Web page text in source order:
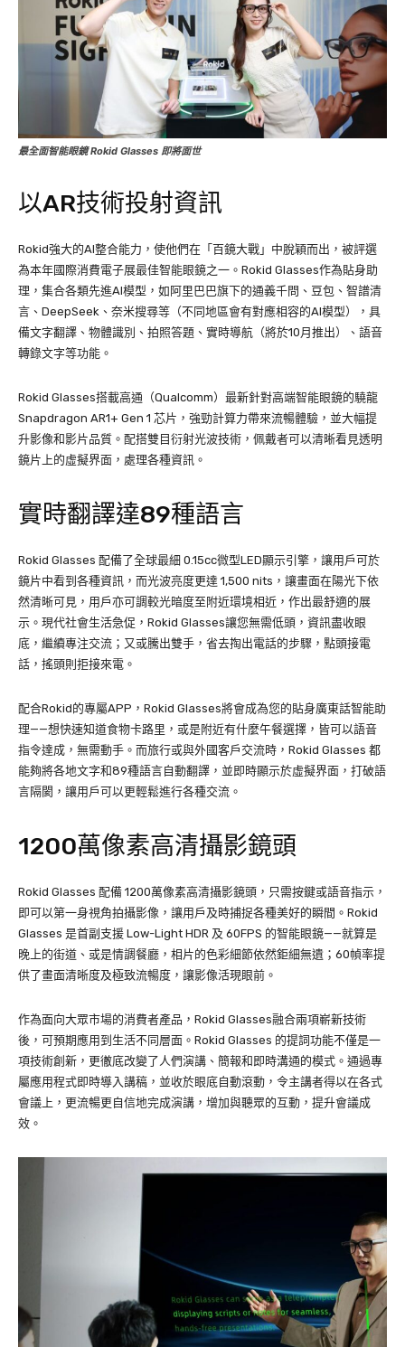
最全面智能眼鏡 Rokid Glasses 即將面世
以AR技術投射資訊
Rokid強大的AI整合能力，使他們在「百鏡大戰」中脫穎而出，被評選
為本年國際消費電子展最佳智能眼鏡之一。Rokid Glasses作為貼身助
理，集合各類先進AI模型，如阿里巴巴旗下的通義千問、豆包、智譜清
言、DeepSeek、奈米搜尋等（不同地區會有對應相容的AI模型），具
備文字翻譯、物體識別、拍照答題、實時導航（將於10月推出）、語音
轉錄文字等功能。
Rokid Glasses搭載高通（Qualcomm）最新針對高端智能眼鏡的驍龍
Snapdragon AR1+ Gen 1 芯片，強勁計算力帶來流暢體驗，並大幅提
升影像和影片品質。配搭雙目衍射光波技術，佩戴者可以清晰看見透明
鏡片上的虛擬界面，處理各種資訊。
實時翻譯達89種語言
Rokid Glasses 配備了全球最細 0.15cc微型LED顯示引擎，讓用戶可於
鏡片中看到各種資訊，而光波亮度更達 1,500 nits，讓畫面在陽光下依
然清晰可見，用戶亦可調較光暗度至附近環境相近，作出最舒適的展
示。現代社會生活急促，Rokid Glasses讓您無需低頭，資訊盡收眼
底，繼續專注交流；又或騰出雙手，省去掏出電話的步驟，點頭接電
話，搖頭則拒接來電。
配合Rokid的專屬APP，Rokid Glasses將會成為您的貼身廣東話智能助
理——想快速知道食物卡路里，或是附近有什麼午餐選擇，皆可以語音
指令達成，無需動手。而旅行或與外國客戶交流時，Rokid Glasses 都
能夠將各地文字和89種語言自動翻譯，並即時顯示於虛擬界面，打破語
言隔閡，讓用戶可以更輕鬆進行各種交流。
1200萬像素高清攝影鏡頭
Rokid Glasses 配備 1200萬像素高清攝影鏡頭，只需按鍵或語音指示，
即可以第一身視角拍攝影像，讓用戶及時捕捉各種美好的瞬間。Rokid
Glasses 是首副支援 Low-Light HDR 及 60FPS 的智能眼鏡——就算是
晚上的街道、或是情調餐廳，相片的色彩細節依然鉅細無遺；60幀率提
供了畫面清晰度及極致流暢度，讓影像活現眼前。
作為面向大眾市場的消費者產品，Rokid Glasses融合兩項嶄新技術
後，可預期應用到生活不同層面。Rokid Glasses 的提詞功能不僅是一
項技術創新，更徹底改變了人們演講、簡報和即時溝通的模式。通過專
屬應用程式即時導入講稿，並收於眼底自動滾動，令主講者得以在各式
會議上，更流暢更自信地完成演講，增加與聽眾的互動，提升會議成
效。